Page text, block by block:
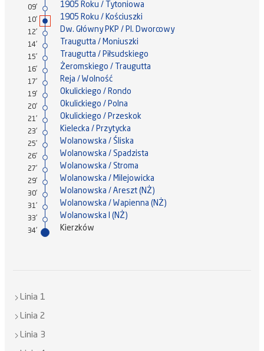
09' 1905 Roku / Tytoniowa
10' 1905 Roku / Kościuszki
12' Dw. Główny PKP / Pl. Dworcowy
14' Traugutta / Moniuszki
15' Traugutta / Piłsudskiego
16' Żeromskiego / Traugutta
17' Reja / Wolność
19' Okulickiego / Rondo
20' Okulickiego / Polna
21' Okulickiego / Przeskok
23' Kielecka / Przytycka
25' Wolanowska / Śliska
26' Wolanowska / Spadzista
27' Wolanowska / Stroma
29' Wolanowska / Milejowicka
30' Wolanowska / Areszt (NŻ)
31' Wolanowska / Wapienna (NŻ)
33' Wolanowska I (NŻ)
34' Kierzków
Linia 1
Linia 2
Linia 3